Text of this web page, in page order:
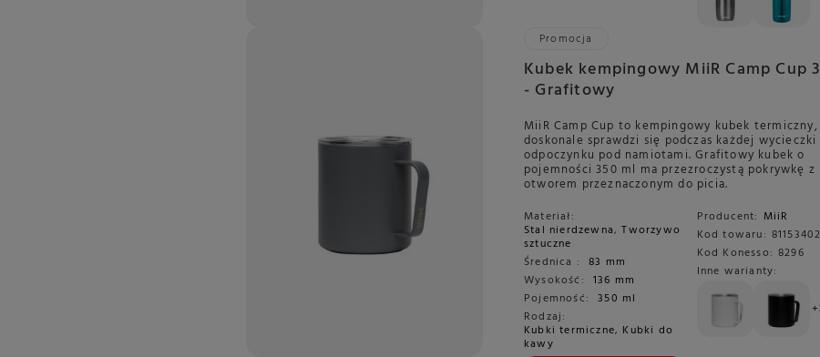
Promocja
Kubek kempingowy MiiR Camp Cup
- Grafitowy
MiiR Camp Cup to kempingowy kubek
doskonale sprawdzi się podczas każdej
odpoczynku pod namiotami. Grafitowy kubek o
pojemności 350 ml ma przezroczystą pokrywkę z
otworem przeznaczonym do picia.
Materiał:
Stal nierdzewna,Tworzywo
sztuczne
Średnica : 83 mm
Wysokość: 136 mm
Pojemność: 350 ml
Rodzaj:
Kubki termiczne, Kubki do
kawy
Producent: MiiR
Kod towaru:
Kod Konesso: 8296
Inne warianty: